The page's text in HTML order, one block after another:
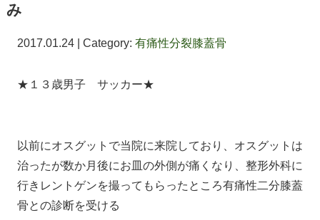
み
2017.01.24 | Category: 有痛性分裂膝蓋骨
★１３歳男子 サッカー★
以前にオスグットで当院に来院しており、オスグットは
治ったが数か月後にお皿の外側が痛くなり、整形外科に
行きレントゲンを撮ってもらったところ有痛性二分膝蓋
骨との診断を受ける